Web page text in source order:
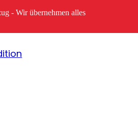
- Wir übernehmen alles